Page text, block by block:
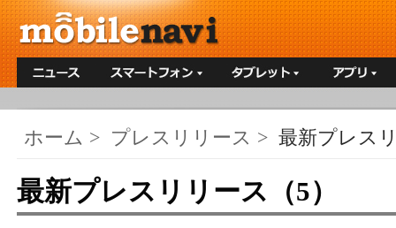
ホーム > プレスリリース > 最新プレス
最新プレスリリース（5）